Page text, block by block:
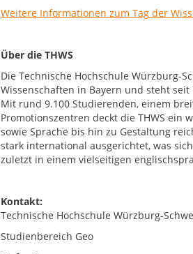
Weitere Informationen zum Tag der
Über die THWS
Die Technische Hochschule Würzburg-
Wissenschaften in Bayern und steht
Mit rund 9.100 Studierenden, einem
Promotionszentren deckt die THWS ein
sowie Sprache bis hin zu Gestaltung
stark international ausgerichtet, was
zuletzt in einem vielseitigen
Kontakt:
Technische Hochschule Würzburg-
Studienbereich Geo